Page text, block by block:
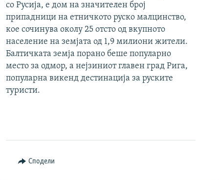
со Русија, е дом на значителен број
припадници на етничкото руско малцинство,
кое сочинува околу 25 отсто од вкупното
население на земјата од 1,9 милиони жители.
Балтичката земја порано беше популарно
место за одмор, а нејзиниот главен град Рига,
популарна викенд дестинација за руските
туристи.
Сподели